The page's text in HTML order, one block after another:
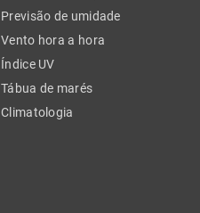
Previsão de umidade
Vento hora a hora
Índice UV
Tábua de marés
Climatologia